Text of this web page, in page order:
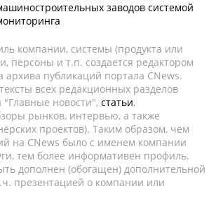
заводов системой
компании, системы (продукта или
персоны и т.п. создается редактором
архива публикаций портала CNews.
всех редакционных разделов
"Главные новости", статьи,
рынков, интервью, а также
проектов). Таким образом, чем
на CNews было с именем компании
тем более информативен профиль.
дополнен (обогащен) дополнительной
презентацией о компании или